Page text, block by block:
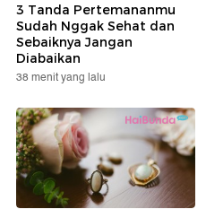
3 Tanda Pertemananmu
Sudah Nggak Sehat dan
Sebaiknya Jangan
Diabaikan
38 menit yang lalu